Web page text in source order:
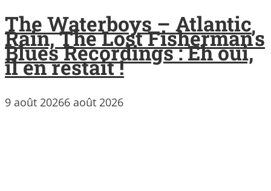
The Waterboys – Atlantic
Rain, The Lost Fisherman’s
Blues Recordings : Eh oui,
il en restait !
9 août 20266 août 2026